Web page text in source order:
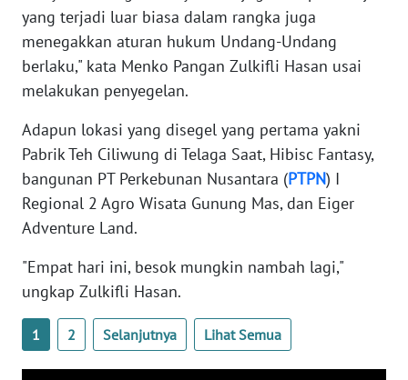
yang terjadi luar biasa dalam rangka juga
menegakkan aturan hukum Undang-Undang
berlaku," kata Menko Pangan Zulkifli Hasan usai
melakukan penyegelan.
Adapun lokasi yang disegel yang pertama yakni
Pabrik Teh Ciliwung di Telaga Saat, Hibisc Fantasy,
bangunan PT Perkebunan Nusantara (PTPN) I
Regional 2 Agro Wisata Gunung Mas, dan Eiger
Adventure Land.
"Empat hari ini, besok mungkin nambah lagi,"
ungkap Zulkifli Hasan.
1 2 Selanjutnya Lihat Semua
WN
PAPUA
WN
BARAT
WN
RIAU
SERAMBI
WN
JAMBI